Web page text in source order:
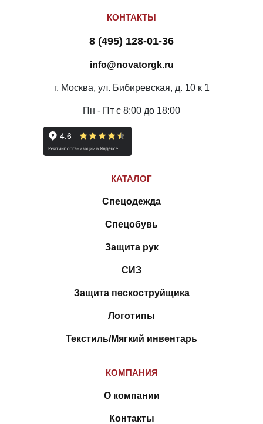
КОНТАКТЫ
8 (495) 128-01-36
info@novatorgk.ru
г. Москва, ул. Бибиревская, д. 10 к 1
Пн - Пт с 8:00 до 18:00
КАТАЛОГ
Спецодежда
Спецобувь
Защита рук
СИЗ
Защита пескоструйщика
Логотипы
Текстиль/Мягкий инвентарь
КОМПАНИЯ
О компании
Контакты